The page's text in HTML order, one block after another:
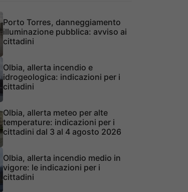
Porto Torres, danneggiamento
illuminazione pubblica: avviso ai
cittadini
Olbia, allerta incendio e
idrogeologica: indicazioni per i
cittadini
Olbia, allerta meteo per alte
temperature: indicazioni per i
cittadini dal 3 al 4 agosto 2026
Olbia, allerta incendio medio in
vigore: le indicazioni per i
cittadini